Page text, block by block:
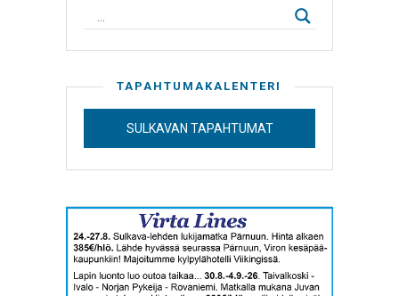
TAPAHTUMAKALENTERI
SULKAVAN TAPAHTUMAT